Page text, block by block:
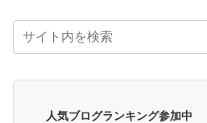
人気ブログランキング参加中